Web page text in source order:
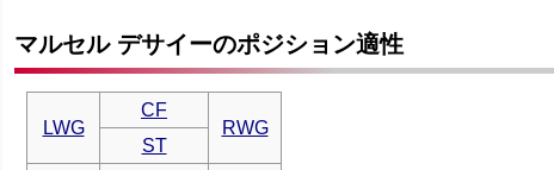
マルセル デサイーのポジション適性
LWG
CF
RWG
ST